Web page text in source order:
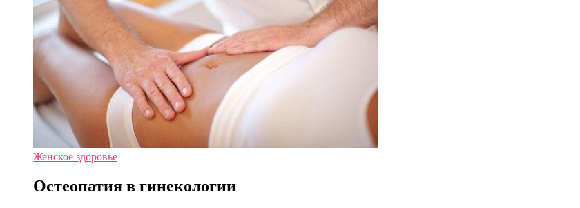
Женское здоровье
Остеопатия в гинекологии